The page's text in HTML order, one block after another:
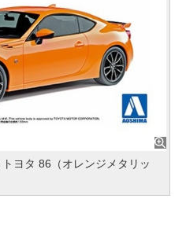
ヨタ 86（オレンジメタリッ